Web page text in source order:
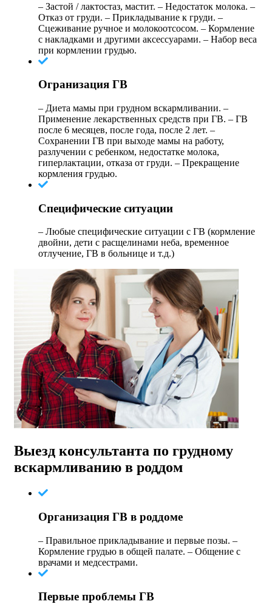
– Застой / лактостаз, мастит. – Недостаток молока. –
Отказ от груди. – Прикладывание к груди. –
Сцеживание ручное и молокоотсосом. – Кормление
с накладками и другими аксессуарами. – Набор веса
при кормлении грудью.
Огранизация ГВ
– Диета мамы при грудном вскармливании. –
Применение лекарственных средств при ГВ. – ГВ
после 6 месяцев, после года, после 2 лет. –
Сохранении ГВ при выходе мамы на работу,
разлучении с ребенком, недостатке молока,
гиперлактации, отказа от груди. – Прекращение
кормления грудью.
Специфические ситуации
– Любые специфические ситуации с ГВ (кормление
двойни, дети с расщелинами неба, временное
отлучение, ГВ в больнице и т.д.)
Выезд консультанта по грудному
вскармливанию в роддом
Организация ГВ в роддоме
– Правильное прикладывание и первые позы. –
Кормление грудью в общей палате. – Общение с
врачами и медсестрами.
Первые проблемы ГВ